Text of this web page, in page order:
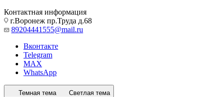
Контактная информация
г.Воронеж пр.Труда д.68
89204441555@mail.ru
Вконтакте
Telegram
MAX
WhatsApp
Темная тема Светлая тема